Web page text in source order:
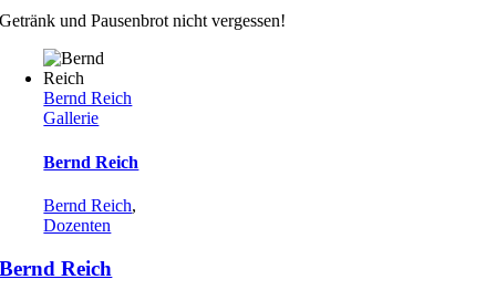
Getränk und Pausenbrot nicht vergessen!
Bernd Reich
Gallerie
Bernd Reich
Bernd Reich,
Dozenten
Bernd Reich